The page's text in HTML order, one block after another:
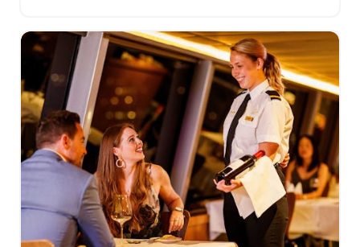
岸の自然の美しさ、有名人や富裕層の遊び場など…